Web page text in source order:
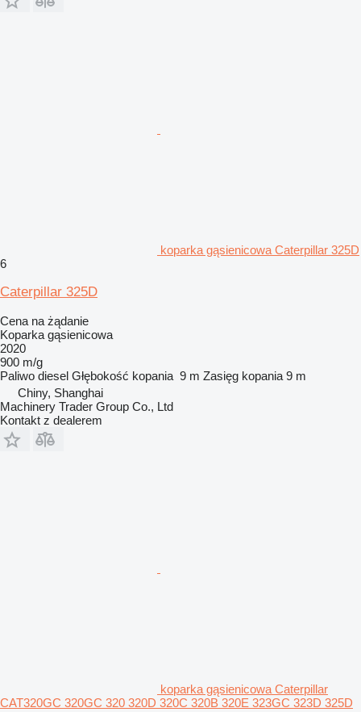
koparka gąsienicowa Caterpillar 325D
6
Caterpillar 325D
Cena na żądanie
Koparka gąsienicowa
2020
900 m/g
Paliwo diesel Głębokość kopania 9 m Zasięg kopania 9 m
Chiny, Shanghai
Machinery Trader Group Co., Ltd
Kontakt z dealerem
koparka gąsienicowa Caterpillar
CAT320GC 320GC 320 320D 320C 320B 320E 323GC 323D 325D